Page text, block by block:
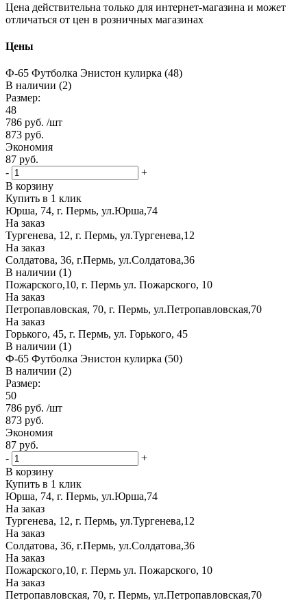
Цена действительна только для интернет-магазина и может
отличаться от цен в розничных магазинах
Цены
Ф-65 Футболка Энистон кулирка (48)
В наличии (2)
Размер:
48
786 руб. /шт
873 руб.
Экономия
87 руб.
-
+
В корзину
Купить в 1 клик
Юрша, 74, г. Пермь, ул.Юрша,74
На заказ
Тургенева, 12, г. Пермь, ул.Тургенева,12
На заказ
Солдатова, 36, г.Пермь, ул.Солдатова,36
В наличии (1)
Пожарского,10, г. Пермь ул. Пожарского, 10
На заказ
Петропавловская, 70, г. Пермь, ул.Петропавловская,70
На заказ
Горького, 45, г. Пермь, ул. Горького, 45
В наличии (1)
Ф-65 Футболка Энистон кулирка (50)
В наличии (2)
Размер:
50
786 руб. /шт
873 руб.
Экономия
87 руб.
-
+
В корзину
Купить в 1 клик
Юрша, 74, г. Пермь, ул.Юрша,74
На заказ
Тургенева, 12, г. Пермь, ул.Тургенева,12
На заказ
Солдатова, 36, г.Пермь, ул.Солдатова,36
На заказ
Пожарского,10, г. Пермь ул. Пожарского, 10
На заказ
Петропавловская, 70, г. Пермь, ул.Петропавловская,70